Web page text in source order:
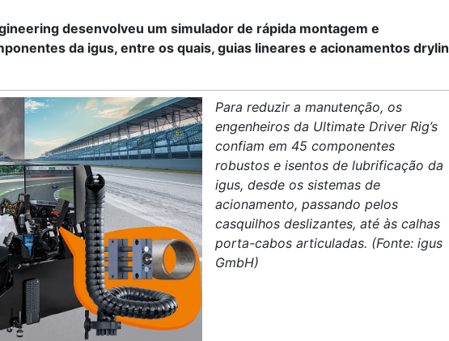
desenvolveu um simulador de rápida montagem e
da igus, entre os quais, guias lineares e acionamentos drylin
Para reduzir a manutenção, os
engenheiros da Ultimate Driver Rig’s
confiam em 45 componentes
robustos e isentos de lubrificação da
igus, desde os sistemas de
acionamento, passando pelos
casquilhos deslizantes, até às calhas
porta-cabos articuladas. (Fonte: igus
GmbH)